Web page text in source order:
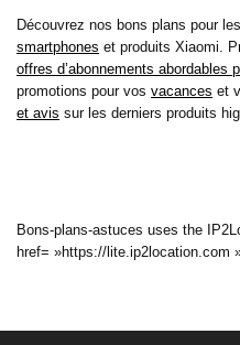
Découvrez nos bons plans pour les
smartphones et produits Xiaomi.
offres d’abonnements abordables
promotions pour vos vacances et
et avis sur les derniers produits
Bons-plans-astuces uses the
href= »https://lite.ip2location.com